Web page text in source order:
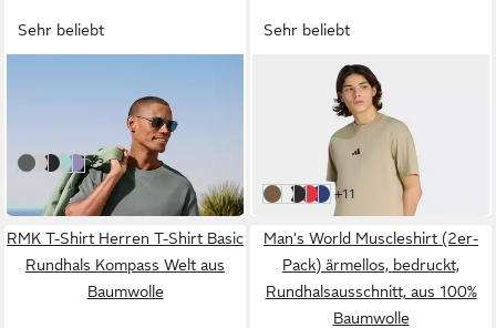
Sehr beliebt
T-Shirt modische
Strukturware aus Baumwoll-
Elasthan-Qualität
salbei
hellgrau
schwarz
türkis
lila weitere Farben:
+3
Sehr beliebt
ADIDAS SPORTSWEAR
T-Shirt ESSENTIALS SMALL
LOGO SINGLE JERSEY
sportliches Kurzarmshirt, mit
Rundhalsausschnitt
ab 18,99 € UVP 25,00 €
Wonder Cargo/Black
White/Black
Black/White
Pure Ruby/Black
Dark Blue/White
weitere Farben:
+11
RMK T-Shirt Herren T-Shirt Basic
Rundhals Kompass Welt aus
Baumwolle
Man's World Muscleshirt (2er-
Pack) ärmellos, bedruckt,
Rundhalsausschnitt, aus 100%
Baumwolle